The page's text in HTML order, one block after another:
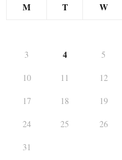
M T W
3
4 5
10
11 12
17
18 19
24
25 26
31